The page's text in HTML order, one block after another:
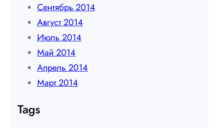
Сентябрь 2014
Август 2014
Июль 2014
Май 2014
Апрель 2014
Март 2014
Tags